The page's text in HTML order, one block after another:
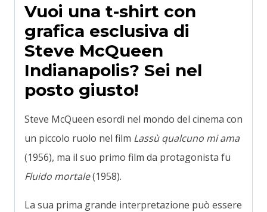
Vuoi una t-shirt con
grafica esclusiva di
Steve McQueen
Indianapolis? Sei nel
posto giusto!
Steve McQueen esordì nel mondo del cinema con
un piccolo ruolo nel film Lassù qualcuno mi ama
(1956), ma il suo primo film da protagonista fu
Fluido mortale(1958).
La sua prima grande interpretazione può essere